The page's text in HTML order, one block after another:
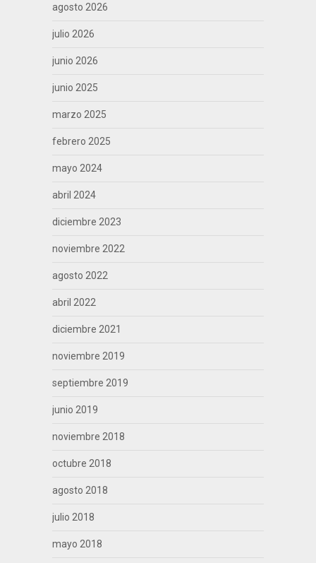
agosto 2026
julio 2026
junio 2026
junio 2025
marzo 2025
febrero 2025
mayo 2024
abril 2024
diciembre 2023
noviembre 2022
agosto 2022
abril 2022
diciembre 2021
noviembre 2019
septiembre 2019
junio 2019
noviembre 2018
octubre 2018
agosto 2018
julio 2018
mayo 2018